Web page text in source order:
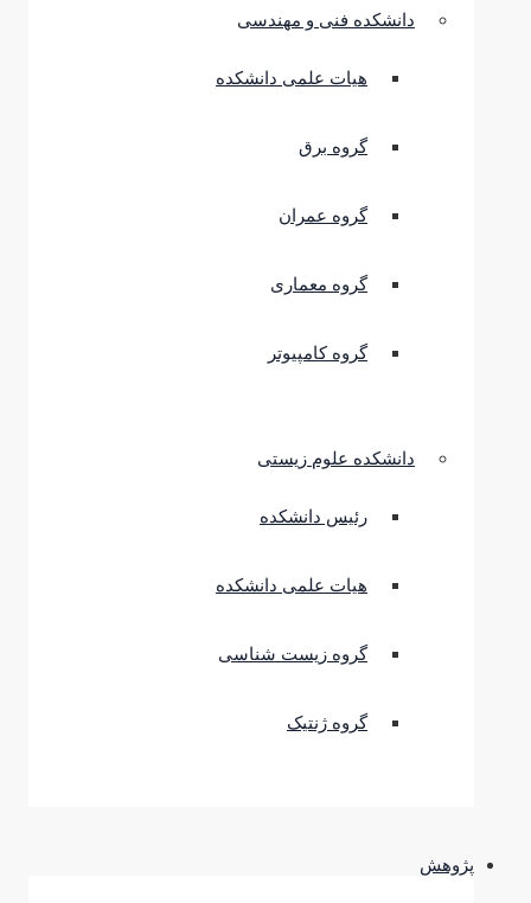
دانشکده فنی و مهندسی
هیات علمی دانشکده
گروه برق
گروه عمران
گروه معماری
گروه کامپیوتر
دانشکده علوم زیستی
رئیس دانشکده
هیات علمی دانشکده
گروه زیست شناسی
گروه ژنتیک
پژوهش